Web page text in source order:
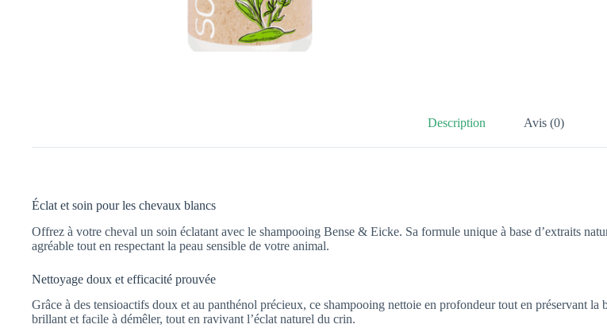
Description Avis (0)
Éclat et soin pour les chevaux blancs
Offrez à votre cheval un soin éclatant avec le shampooing Bense & Eicke. Sa formule unique à base d’extraits
agréable tout en respectant la peau sensible de votre animal.
Nettoyage doux et efficacité prouvée
Grâce à des tensioactifs doux et au panthénol précieux, ce shampooing nettoie en profondeur tout en préservant
brillant et facile à démêler, tout en ravivant l’éclat naturel du crin.